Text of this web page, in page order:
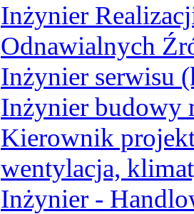
Inżynier
Odnawialnych
Inżynier serwisu
Inżynier budowy
Kierownik
wentylacja,
Inżynier -